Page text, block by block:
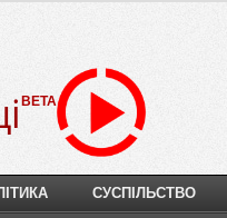
BETA
СУСПІЛЬСТВО